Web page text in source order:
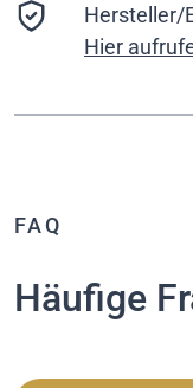
Hersteller/
Hier
FAQ
Häufige